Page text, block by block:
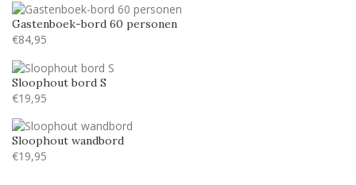
Gastenboek-bord 60 personen
€84,95
Sloophout bord S
€19,95
Sloophout wandbord
€19,95